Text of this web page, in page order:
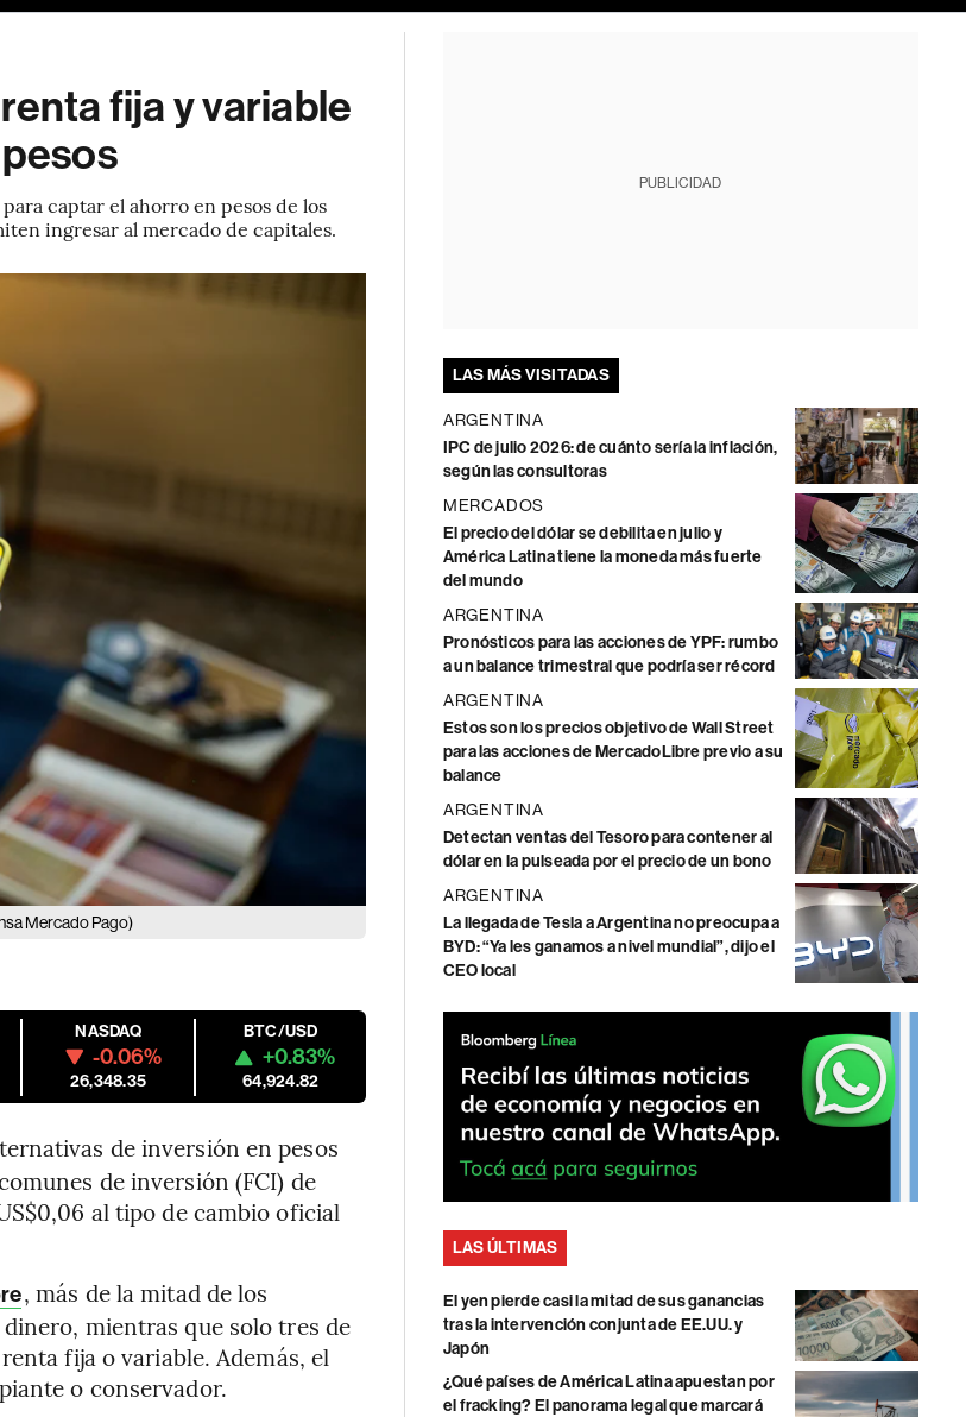
fija y variable
captar el ahorro en pesos de los
ingresar al mercado de capitales.
Mercado Pago)
NASDAQ
-0.06%
26,348.35
BTC/USD
+0.83%
64,924.82
de inversión en pesos
de inversión (FCI) de
al tipo de cambio oficial
, más de la mitad de los
mientras que solo tres de
fija o variable. Además, el
o conservador.
PUBLICIDAD
LAS MÁS VISITADAS
ARGENTINA
IPC de julio 2026: de cuánto sería la inflación,
según las consultoras
MERCADOS
El precio del dólar se debilita en julio y
América Latina tiene la moneda más fuerte
del mundo
ARGENTINA
Pronósticos para las acciones de YPF: rumbo
a un balance trimestral que podría ser récord
ARGENTINA
Estos son los precios objetivo de Wall Street
para las acciones de MercadoLibre previo a su
balance
ARGENTINA
Detectan ventas del Tesoro para contener al
dólar en la pulseada por el precio de un bono
ARGENTINA
La llegada de Tesla a Argentina no preocupa a
BYD: “Ya les ganamos a nivel mundial”, dijo el
CEO local
LAS ÚLTIMAS
El yen pierde casi la mitad de sus ganancias
tras la intervención conjunta de EE.UU. y
Japón
¿Qué países de América Latina apuestan por
el fracking? El panorama legal que marcará